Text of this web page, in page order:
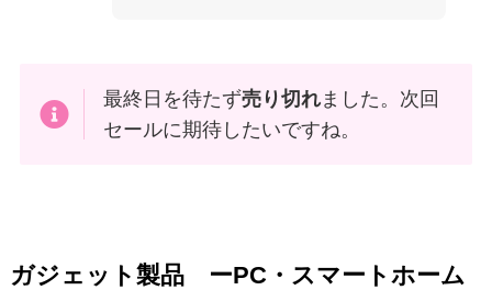
最終日を待たず売り切れ ました。次回
セールに期待したいですね。
ガジェット製品 ーPC・スマートホーム